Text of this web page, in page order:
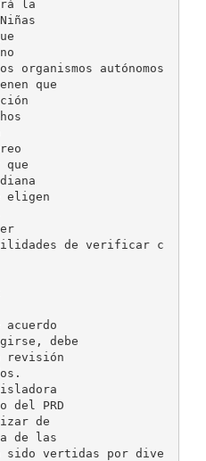
la
organismos autónomos
que
que
eligen
de verificar c
debe
revisión
del PRD
de
de las
sido vertidas por dive